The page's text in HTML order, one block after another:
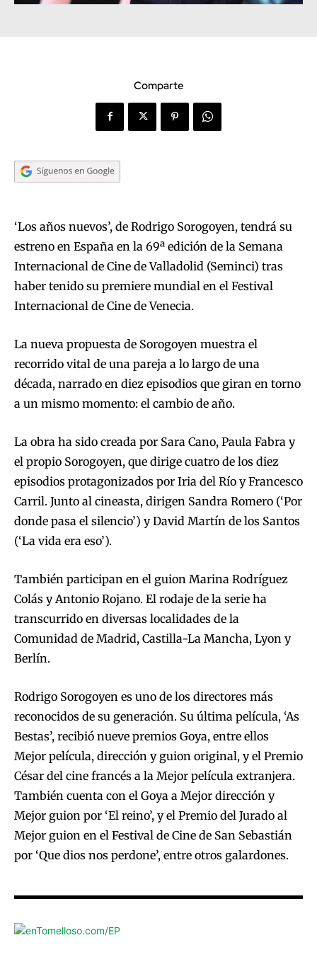
Comparte
‘Los años nuevos’, de Rodrigo Sorogoyen, tendrá su
estreno en España en la 69ª edición de la Semana
Internacional de Cine de Valladolid (Seminci) tras
haber tenido su premiere mundial en el Festival
Internacional de Cine de Venecia.
La nueva propuesta de Sorogoyen muestra el
recorrido vital de una pareja a lo largo de una
década, narrado en diez episodios que giran en torno
a un mismo momento: el cambio de año.
La obra ha sido creada por Sara Cano, Paula Fabra y
el propio Sorogoyen, que dirige cuatro de los diez
episodios protagonizados por Iria del Río y Francesco
Carril. Junto al cineasta, dirigen Sandra Romero (‘Por
donde pasa el silencio’) y David Martín de los Santos
(‘La vida era eso’).
También participan en el guion Marina Rodríguez
Colás y Antonio Rojano. El rodaje de la serie ha
transcurrido en diversas localidades de la
Comunidad de Madrid, Castilla-La Mancha, Lyon y
Berlín.
Rodrigo Sorogoyen es uno de los directores más
reconocidos de su generación. Su última película, ‘As
Bestas’, recibió nueve premios Goya, entre ellos
Mejor película, dirección y guion original, y el Premio
César del cine francés a la Mejor película extranjera.
También cuenta con el Goya a Mejor dirección y
Mejor guion por ‘El reino’, y el Premio del Jurado al
Mejor guion en el Festival de Cine de San Sebastián
por ‘Que dios nos perdone’, entre otros galardones.